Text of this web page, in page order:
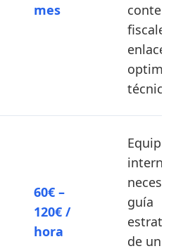
mes
fiscales,
enlaces y
técnica.
60€ –
120€ /
hora
Equipos
internos
guía
de un